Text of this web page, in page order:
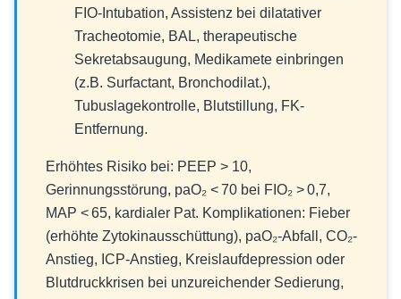
FIO-Intubation, Assistenz bei dilatativer
Tracheotomie, BAL, therapeutische
Sekretabsaugung, Medikamete einbringen
(z.B. Surfactant, Bronchodilat.),
Tubuslagekontrolle, Blutstillung, FK-
Entfernung.
Erhöhtes Risiko bei: PEEP > 10,
Gerinnungsstörung, paO₂ < 70 bei FIO₂ > 0,7,
MAP < 65, kardialer Pat. Komplikationen: Fieber
(erhöhte Zytokinausschüttung), paO₂-Abfall, CO₂-
Anstieg, ICP-Anstieg, Kreislaufdepression oder
Blutdruckkrisen bei unzureichender Sedierung,